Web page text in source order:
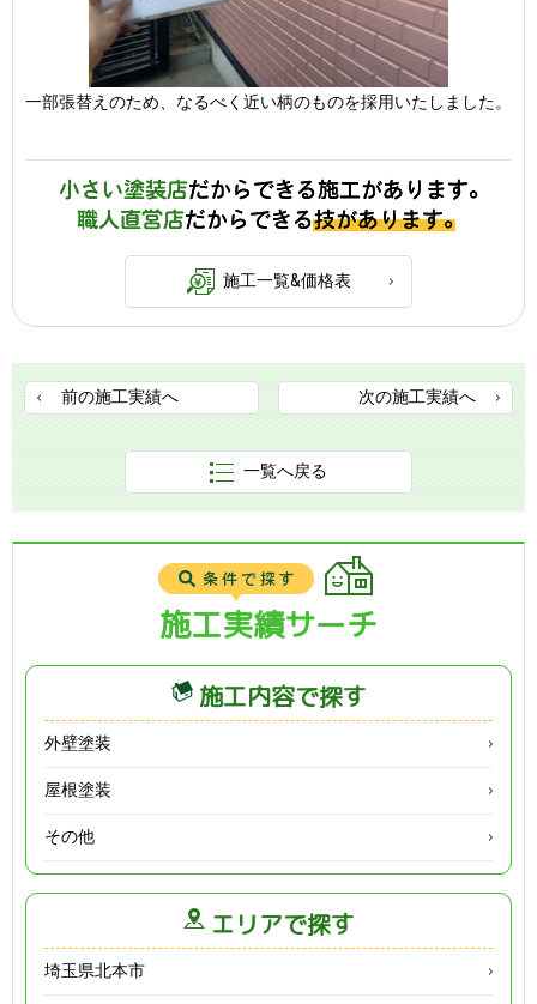
一部張替えのため、なるべく近い柄のものを採用いたしました。
施工一覧&価格表
前の施工実績へ 次の施工実績へ
一覧へ戻る
施工実績サーチ
施工内容で探す
外壁塗装
屋根塗装
その他
エリアで探す
埼玉県北本市